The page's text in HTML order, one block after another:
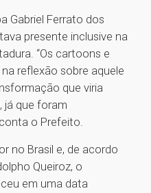
Gabriel Ferrato dos
presente inclusive na
“Os cartoons e
reflexão sobre aquele
que viria
já que foram
o Prefeito.
no Brasil e, de acordo
Queiroz, o
em uma data